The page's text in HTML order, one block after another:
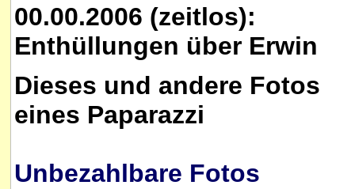
00.00.2006 (zeitlos):
Enthüllungen über Erwin
Dieses und andere Fotos
eines Paparazzi
Unbezahlbare Fotos